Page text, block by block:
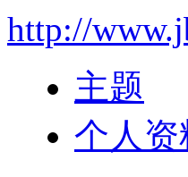
http://
主题
个人资